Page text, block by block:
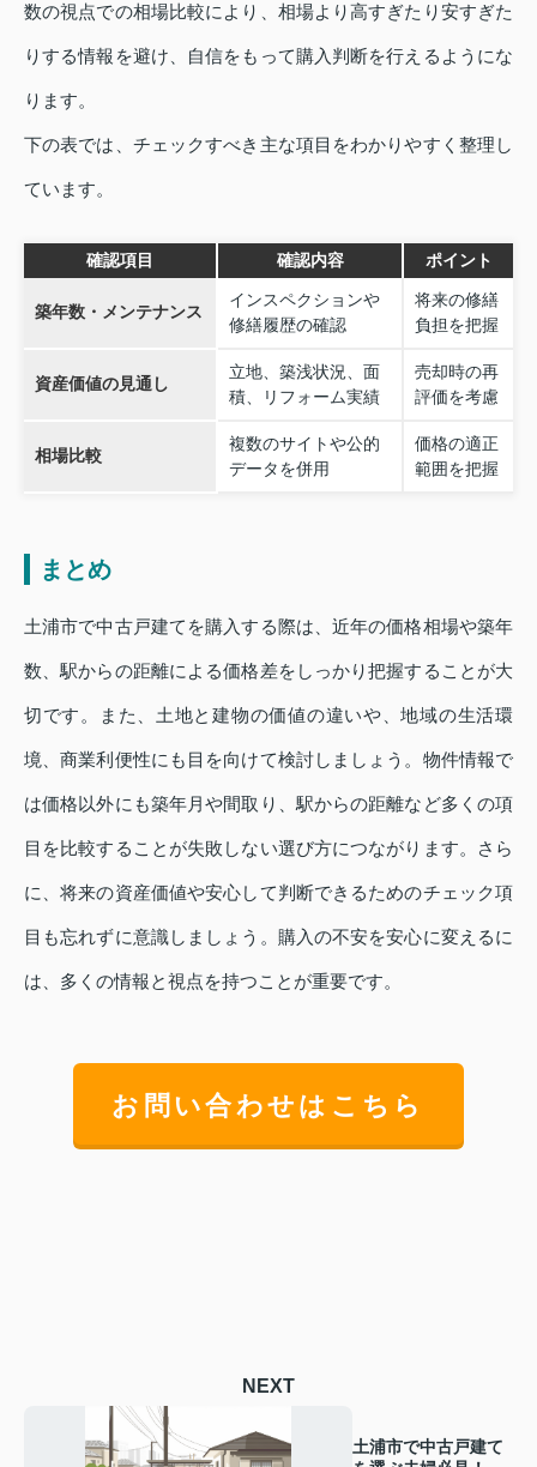
数の視点での相場比較により、相場より高すぎたり安すぎた
りする情報を避け、自信をもって購入判断を行えるようにな
ります。
下の表では、チェックすべき主な項目をわかりやすく整理し
ています。
確認項目 確認内容 ポイント
築年数・メンテナンス
インスペクションや
修繕履歴の確認
将来の修繕
負担を把握
資産価値の見通し
立地、築浅状況、面
積、リフォーム実績
売却時の再
評価を考慮
相場比較
複数のサイトや公的
データを併用
価格の適正
範囲を把握
まとめ
土浦市で中古戸建てを購入する際は、近年の価格相場や築年
数、駅からの距離による価格差をしっかり把握することが大
切です。また、土地と建物の価値の違いや、地域の生活環
境、商業利便性にも目を向けて検討しましょう。物件情報で
は価格以外にも築年月や間取り、駅からの距離など多くの項
目を比較することが失敗しない選び方につながります。さら
に、将来の資産価値や安心して判断できるためのチェック項
目も忘れずに意識しましょう。購入の不安を安心に変えるに
は、多くの情報と視点を持つことが重要です。
お問い合わせはこちら
NEXT
土浦市で中古戸建て